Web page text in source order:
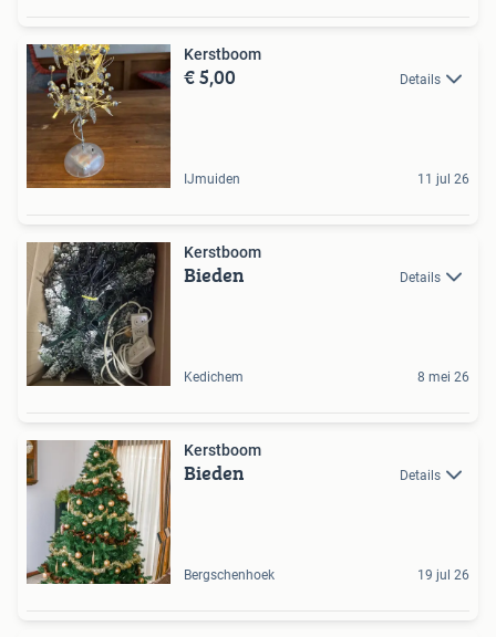
Kerstboom
€ 5,00 Details
IJmuiden 11 jul 26
Kerstboom
Bieden Details
Kedichem 8 mei 26
Kerstboom
Bieden Details
Bergschenhoek 19 jul 26